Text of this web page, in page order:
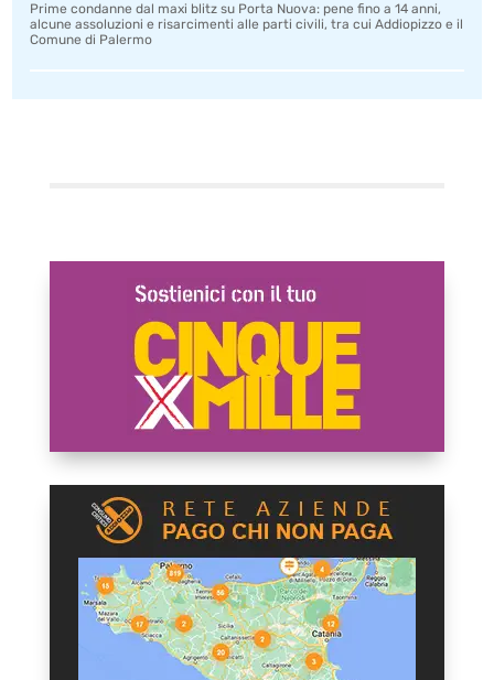
Prime condanne dal maxi blitz su Porta Nuova: pene fino a 14 anni,
alcune assoluzioni e risarcimenti alle parti civili, tra cui Addiopizzo e il
Comune di Palermo